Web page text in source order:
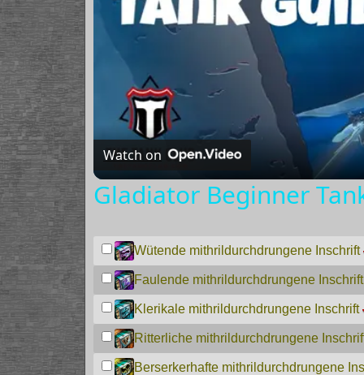
Watch on
Gladiator Beginner
Wütende mithrildurchdrungene Inschrift
Faulende mithrildurchdrungene Inschrift
Klerikale mithrildurchdrungene Inschrift
Ritterliche mithrildurchdrungene
Berserkerhafte mithrildurchdrungene